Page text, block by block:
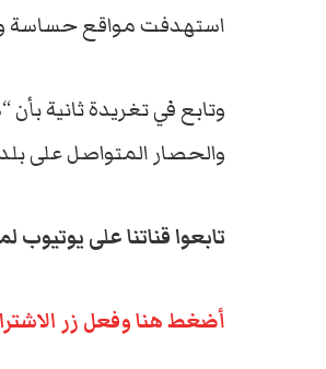
استهدفت مواقع حساسة
وتابع في تغريدة ثانية
والحصار المتواصل على
تابعوا قناتنا على
أضغط هنا وفعل زر